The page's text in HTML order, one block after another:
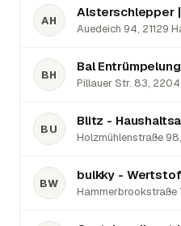
AH
Alsterschlepper |
Auedeich 94, 21129
BH
Bal
Pillauer Str. 83,
BU
BW
bulkky -